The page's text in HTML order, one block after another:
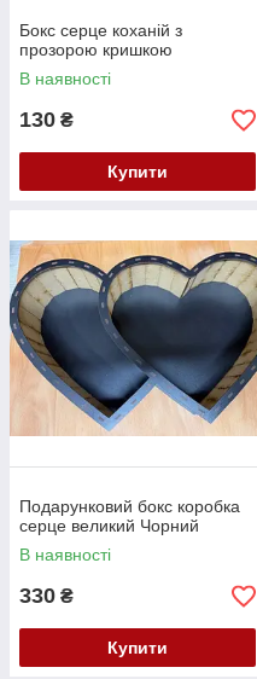
Бокс серце коханій з
прозорою кришкою
В наявності
130 ₴
Купити
Подарунковий бокс коробка
серце великий Чорний
В наявності
330 ₴
Купити